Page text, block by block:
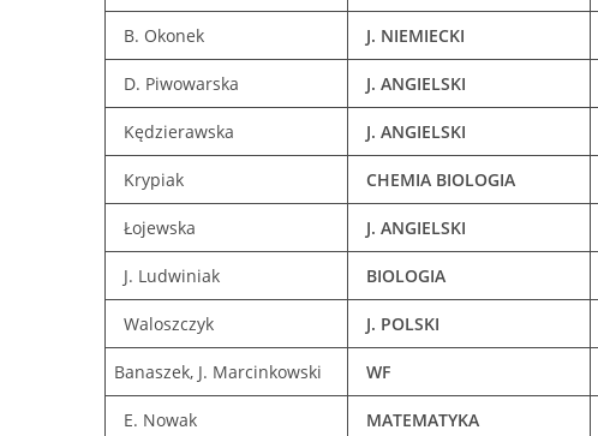
B. Okonek J. NIEMIECKI
D. Piwowarska J. ANGIELSKI
Kędzierawska J. ANGIELSKI
Krypiak CHEMIA BIOLOGIA
Łojewska J. ANGIELSKI
J. Ludwiniak BIOLOGIA
Waloszczyk J. POLSKI
Banaszek, J. Marcinkowski WF
E. Nowak MATEMATYKA